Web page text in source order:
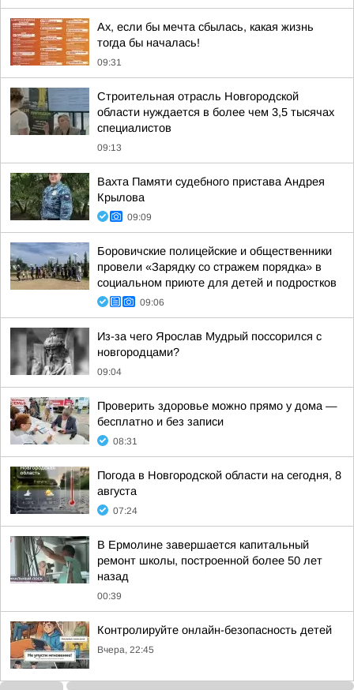
Ах, если бы мечта сбылась, какая жизнь
тогда бы началась!
09:31
Строительная отрасль Новгородской
области нуждается в более чем 3,5 тысячах
специалистов
09:13
Вахта Памяти судебного пристава Андрея
Крылова
09:09
Боровичские полицейские и общественники
провели «Зарядку со стражем порядка» в
социальном приюте для детей и подростков
09:06
Из-за чего Ярослав Мудрый поссорился с
новгородцами?
09:04
Проверить здоровье можно прямо у дома —
бесплатно и без записи
08:31
Погода в Новгородской области на сегодня, 8
августа
07:24
В Ермолине завершается капитальный
ремонт школы, построенной более 50 лет
назад
00:39
Контролируйте онлайн-безопасность детей
Вчера, 22:45